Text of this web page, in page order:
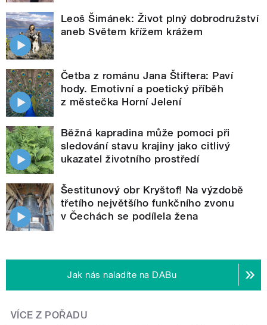
Leoš Šimánek: Život plný dobrodružství
aneb Světem křížem krážem
Četba z románu Jana Štiftera: Paví
hody. Emotivní a poetický příběh
z městečka Horní Jelení
Běžná kapradina může pomoci při
sledování stavu krajiny jako citlivý
ukazatel životního prostředí
Šestitunový obr Kryštof! Na výzdobě
třetího největšího funkčního zvonu
v Čechách se podílela žena
Jak nás naladíte na DABu
VÍCE Z POŘADU